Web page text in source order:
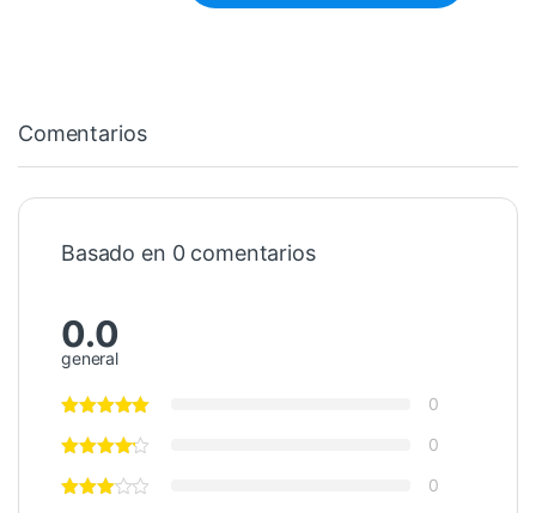
Comentarios
Basado en 0 comentarios
0.0
general
0
0
0